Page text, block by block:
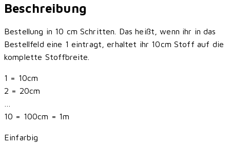
Beschreibung
Bestellung in 10 cm Schritten. Das heißt, wenn ihr in das
Bestellfeld eine 1 eintragt, erhaltet ihr 10cm Stoff auf die
komplette Stoffbreite.
1 = 10cm
2 = 20cm
10 = 100cm = 1m
Einfarbig